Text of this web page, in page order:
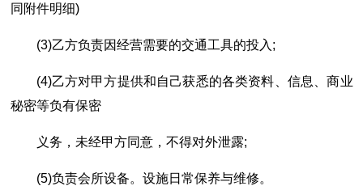
同附件明细)
(3)乙方负责因经营需要的交通工具的投入;
(4)乙方对甲方提供和自己获悉的各类资料、信息、商业
秘密等负有保密
义务，未经甲方同意，不得对外泄露;
(5)负责会所设备。设施日常保养与维修。